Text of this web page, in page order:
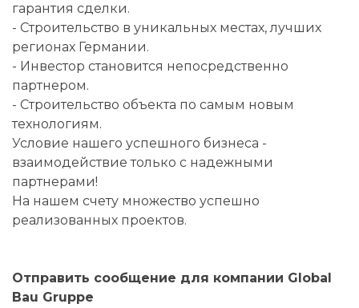
гарантия сделки.
- Строительство в уникальных местах, лучших
регионах Германии.
- Инвестор становится непосредственно
партнером.
- Строительство объекта по самым новым
технологиям.
Условие нашего успешного бизнеса -
взаимодействие только с надежными
партнерами!
На нашем счету множество успешно
реализованных проектов.
Отправить сообщение для компании Global
Bau Gruppe